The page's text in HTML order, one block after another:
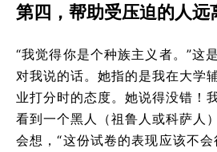
第四，帮助受压迫的人远
“我觉得你是个种族主义者。”这
对我说的话。她指的是我在大学
业打分时的态度。她说得没错！
看到一个黑人（祖鲁人或科萨人
会想，“这份试卷的表现应该不